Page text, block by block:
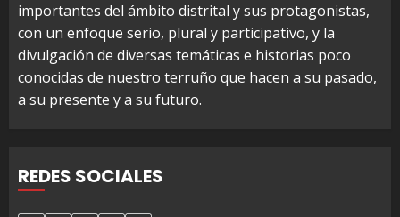
importantes del ámbito distrital y sus protagonistas,
con un enfoque serio, plural y participativo, y la
divulgación de diversas temáticas e historias poco
conocidas de nuestro terruño que hacen a su pasado,
a su presente y a su futuro.
REDES SOCIALES